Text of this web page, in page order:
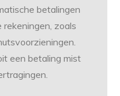
betalingen
zoals
een betaling mist